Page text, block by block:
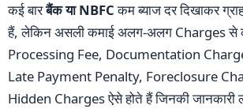
कई बारबैंक या NBFCकम ब्याज दर दिखाकर
हैं, लेकिन असली कमाई अलग-अलग Charges से
Processing Fee, Documentation
Late Payment Penalty, Foreclosure
Hidden Charges ऐसे होते हैं जिनकी जानकारी